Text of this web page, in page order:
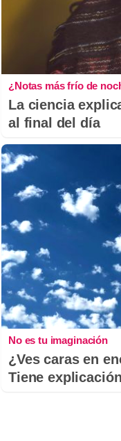
¿Notas más frío de
La ciencia
al final del día
No es tu imaginación
¿Ves caras en
Tiene explicación